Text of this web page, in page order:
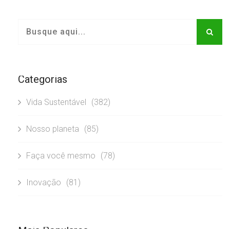
Categorias
Vida Sustentável (382)
Nosso planeta (85)
Faça você mesmo (78)
Inovação (81)